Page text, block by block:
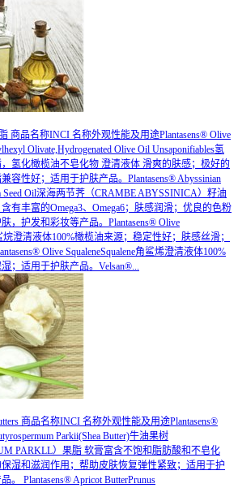
商品名称INCI 名称外观性能及用途Plantasens® Olive
Olivate,Hydrogenated Olive Oil Unsaponifiables氢
氢化橄榄油不皂化物 澄清液体 滑爽的肤感；极好的
容性好；适用于护肤产品。Plantasens® Abyssinian
Seed Oil深海两节荠（CRAMBE ABYSSINICA）籽油
有丰富的Omega3、Omega6；肤感润滑；优良的色粉
，护发和彩妆等产品。Plantasens® Olive
烷澄清液体100%橄榄油来源；稳定性好；肤感丝滑；
Olive SqualeneSqualene角鲨烯澄清液体100%
；适用于护肤产品。Velsan®...
商品名称INCI 名称外观性能及用途Plantasens®
Parkii(Shea Butter)牛油果树
PARKLL）果脂 软膏富含不饱和脂肪酸和不皂化
湿和滋润作用；帮助皮肤恢复弹性紧致；适用于护
。 Plantasens® Apricot ButterPrunus